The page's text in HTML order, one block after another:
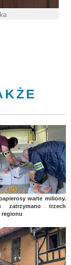
warte miliony.
zatrzymano trzech
regionu